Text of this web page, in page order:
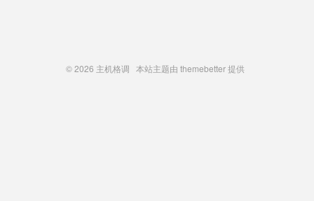
© 2026 主机格调 本站主题由 themebetter提供